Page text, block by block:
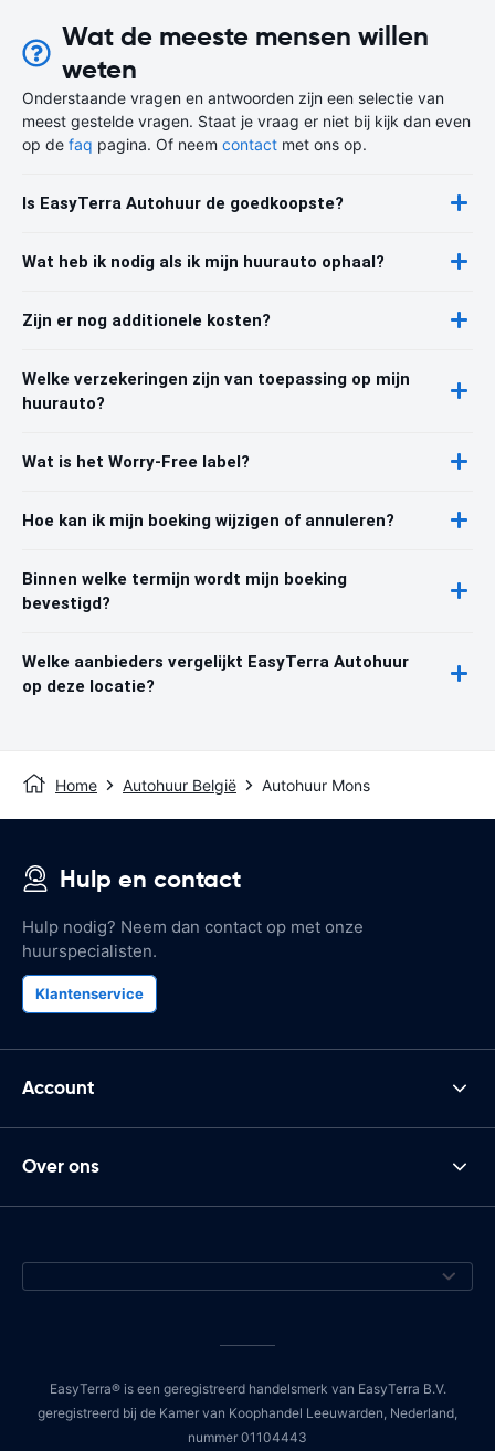
Wat de meeste mensen willen
weten
Onderstaande vragen en antwoorden zijn een selectie van
meest gestelde vragen. Staat je vraag er niet bij kijk dan even
op de faq pagina. Of neem contact met ons op.
Is EasyTerra Autohuur de goedkoopste?
Wat heb ik nodig als ik mijn huurauto ophaal?
Zijn er nog additionele kosten?
Welke verzekeringen zijn van toepassing op mijn
huurauto?
Wat is het Worry-Free label?
Hoe kan ik mijn boeking wijzigen of annuleren?
Binnen welke termijn wordt mijn boeking
bevestigd?
Welke aanbieders vergelijkt EasyTerra Autohuur
op deze locatie?
Home Autohuur België Autohuur Mons
Hulp en contact
Hulp nodig? Neem dan contact op met onze
huurspecialisten.
Klantenservice
Account
Over ons
EasyTerra® is een geregistreerd handelsmerk van EasyTerra B.V.
geregistreerd bij de Kamer van Koophandel Leeuwarden, Nederland,
nummer 01104443